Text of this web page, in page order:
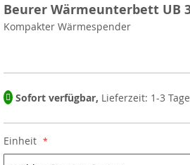
Beurer Wärmeunterbett UB
Kompakter Wärmespender
Sofort verfügbar, Lieferzeit: 1-3 Tage
Einheit